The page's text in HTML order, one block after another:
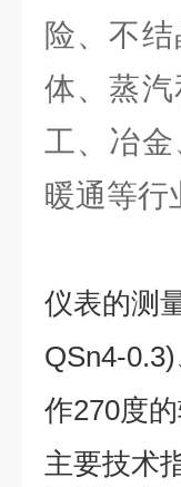
险、不
体、蒸
工、冶
暖通等行
仪表的测
QSn4-0.3)
作270度
主要技术